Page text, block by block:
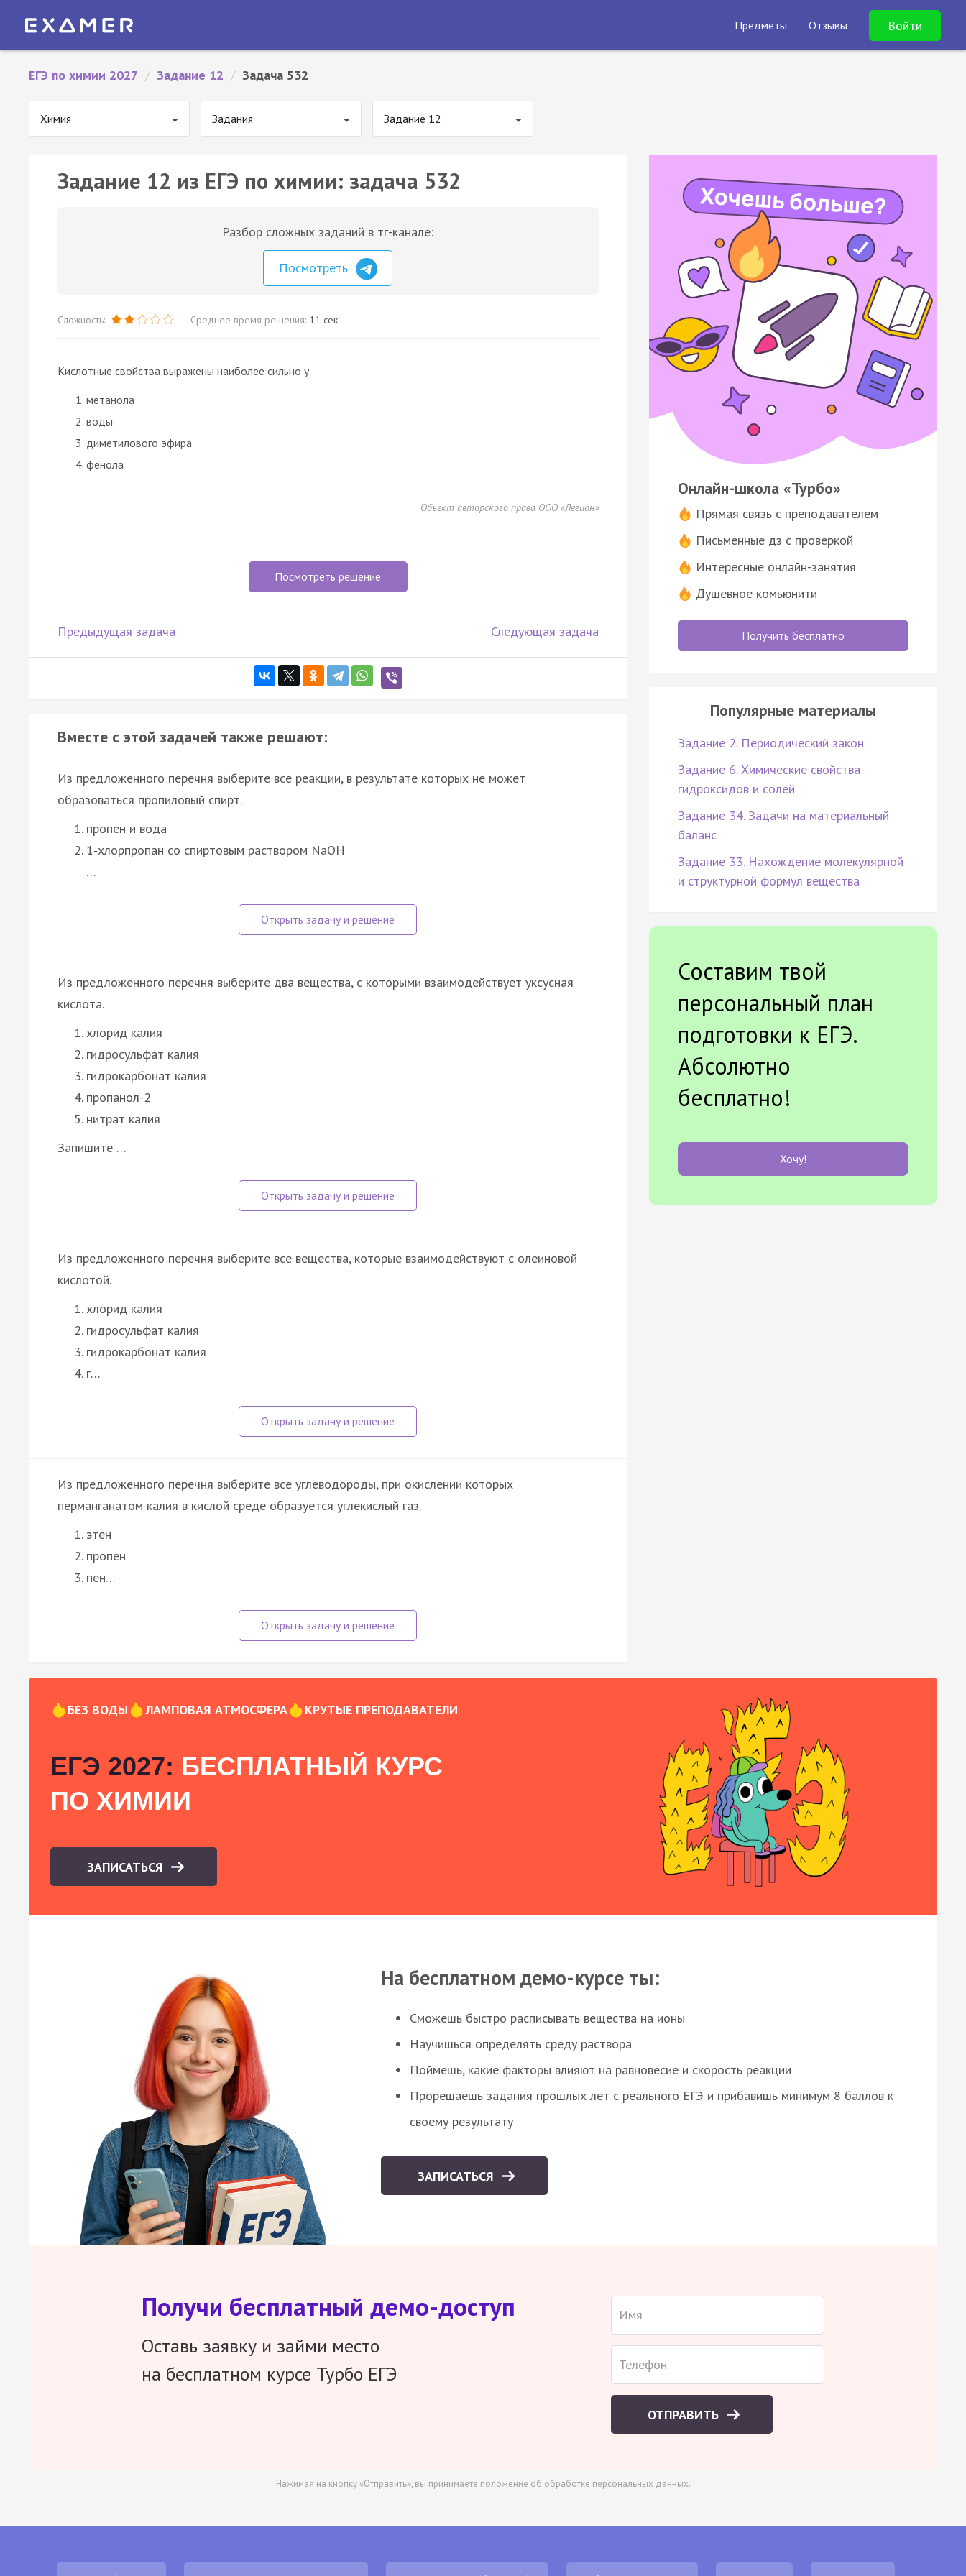
Предметы Отзывы Войти
ЕГЭ по химии 2027 / Задание 12 / Задача 532
Химия Задания Задание 12
Задание 12 из ЕГЭ по химии: задача 532
Разбор сложных заданий в тг-канале:
Посмотреть
Сложность: Среднее время решения: 11 сек.
Кислотные свойства выражены наиболее сильно у
метанола
воды
диметилового эфира
фенола
Объект авторского права ООО «Легион»
Посмотреть решение
Предыдущая задача Следующая задача
Вместе с этой задачей также решают:
Из предложенного перечня выберите все реакции, в результате которых не может
образоваться пропиловый спирт.
пропен и вода
1‑хлорпропан со спиртовым раствором NaOH
…
Из предложенного перечня выберите два вещества, с которыми взаимодействует уксусная
кислота.
хлорид калия
гидросульфат калия
гидрокарбонат калия
пропанол-2
нитрат калия
Запишите …
Из предложенного перечня выберите все вещества, которые взаимодействуют с олеиновой
кислотой.
хлорид калия
гидросульфат калия
гидрокарбонат калия
г…
Из предложенного перечня выберите все углеводороды, при окислении которых
перманганатом калия в кислой среде образуется углекислый газ.
этен
пропен
пен…
Онлайн-школа «Турбо»
Прямая связь с преподавателем
Письменные дз с проверкой
Интересные онлайн-занятия
Душевное комьюнити
Получить бесплатно
Популярные материалы
Задание 2. Периодический закон
Задание 6. Химические свойства
гидроксидов и солей
Задание 34. Задачи на материальный
баланс
Задание 33. Нахождение молекулярной
и структурной формул вещества
Составим твой
персональный план
подготовки к ЕГЭ.
Абсолютно
бесплатно!
Хочу!
БЕЗ ВОДЫ ЛАМПОВАЯ АТМОСФЕРА КРУТЫЕ ПРЕПОДАВАТЕЛИ
ЕГЭ 2027: БЕСПЛАТНЫЙ КУРС
ПО ХИМИИ
ЗАПИСАТЬСЯ
На бесплатном демо-курсе ты:
Сможешь быстро расписывать вещества на ионы
Научишься определять среду раствора
Поймешь, какие факторы влияют на равновесие и скорость реакции
Прорешаешь задания прошлых лет с реального ЕГЭ и прибавишь минимум 8 баллов к
своему результату
ЗАПИСАТЬСЯ
Получи бесплатный демо-доступ
Оставь заявку и займи место
на бесплатном курсе Турбо ЕГЭ
ОТПРАВИТЬ
Нажимая на кнопку «Отправить», вы принимаете положение об обработке персональных данных.